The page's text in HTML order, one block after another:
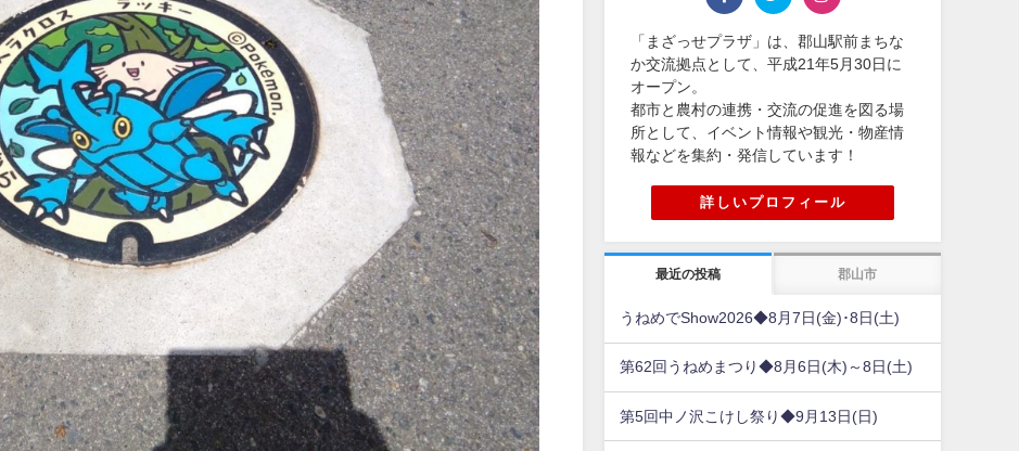
「まざっせプラザ」は、郡山駅前まちな
か交流拠点として、平成21年5月30日に
オープン。
都市と農村の連携・交流の促進を図る場
所として、イベント情報や観光・物産情
報などを集約・発信しています！
詳しいプロフィール
最近の投稿 郡山市
うねめでShow2026◆8月7日(金)･8日(土)
第62回うねめまつり◆8月6日(木)～8日(土)
第5回中ノ沢こけし祭り◆9月13日(日)